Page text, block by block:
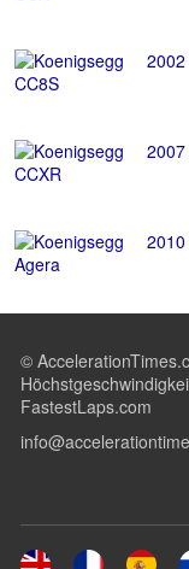
©
FastestLaps.com